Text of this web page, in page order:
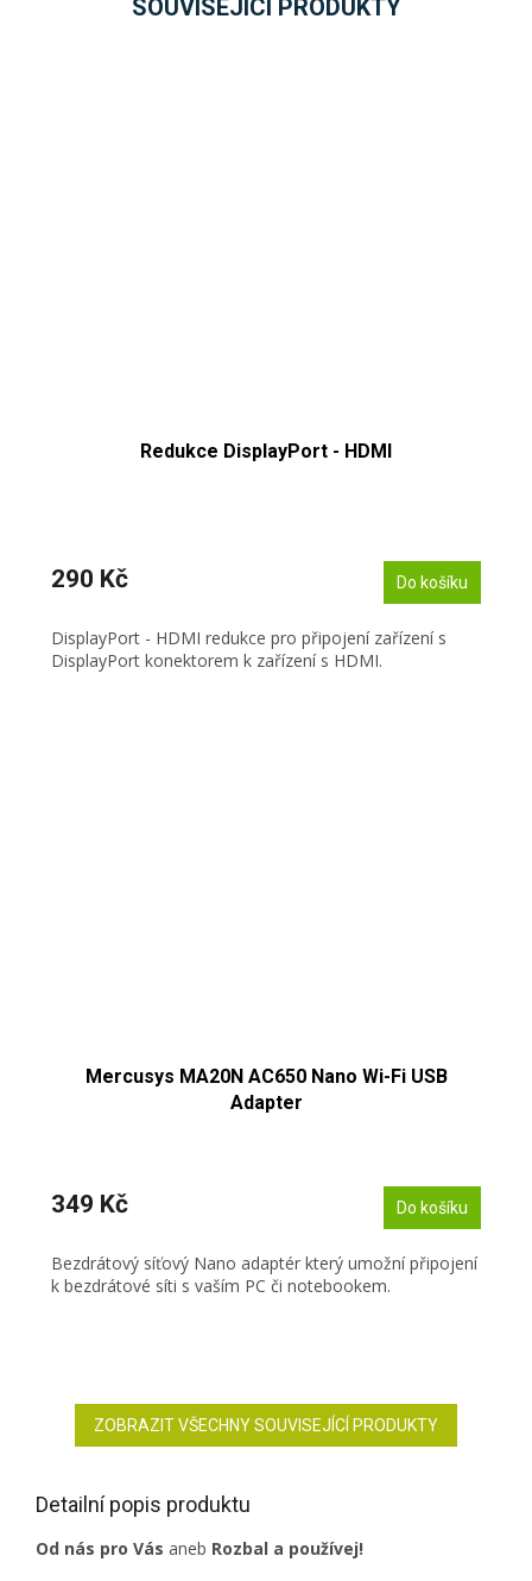
SOUVISEJÍCÍ PRODUKTY
Redukce DisplayPort - HDMI
290 Kč Do košíku
DisplayPort - HDMI redukce pro připojení zařízení s
DisplayPort konektorem k zařízení s HDMI.
Mercusys MA20N AC650 Nano Wi-Fi USB
Adapter
349 Kč Do košíku
Bezdrátový síťový Nano adaptér který umožní připojení
k bezdrátové síti s vaším PC či notebookem.
ZOBRAZIT VŠECHNY SOUVISEJÍCÍ PRODUKTY
Detailní popis produktu
Od nás pro Vás aneb Rozbal a používej!